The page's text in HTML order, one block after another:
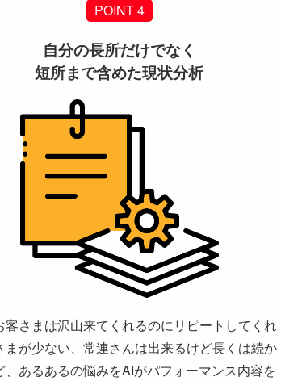
POINT 4
自分の長所だけでなく
短所まで含めた現状分析
客さまは沢山来てくれるのにリピートしてくれ
まが少ない、常連さんは出来るけど長くは続か
、あるあるの悩みをAIがパフォーマンス内容を